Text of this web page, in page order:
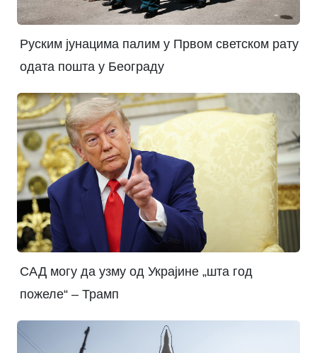
Руским јунацима палим у Првом светском рату
одата пошта у Београду
САД могу да узму од Украјине „шта год
пожеле“ – Трамп